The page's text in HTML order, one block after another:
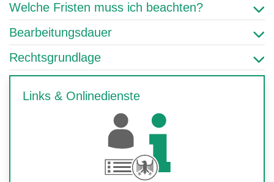
Welche Fristen muss ich beachten?
Bearbeitungsdauer
Rechtsgrundlage
Links & Onlinedienste